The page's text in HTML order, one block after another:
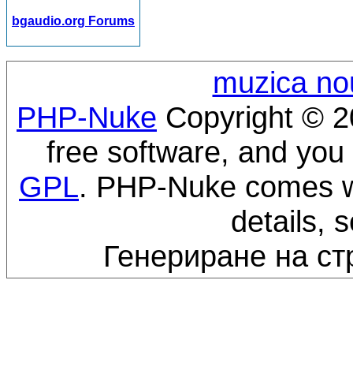
bgaudio.org Forums
muzica
PHP-Nuke Copyright ©
free software, and
GPL. PHP-Nuke comes
details,
Генериране на